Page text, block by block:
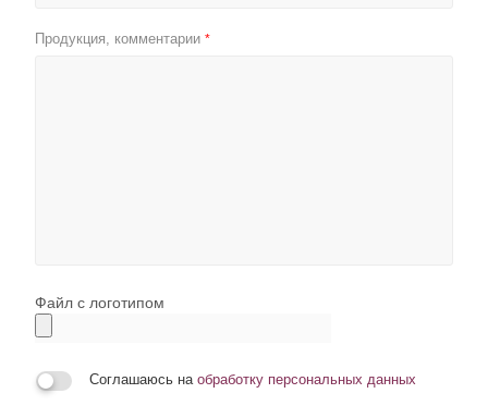
Продукция, комментарии *
Файл с логотипом
Соглашаюсь на обработку персональных данных